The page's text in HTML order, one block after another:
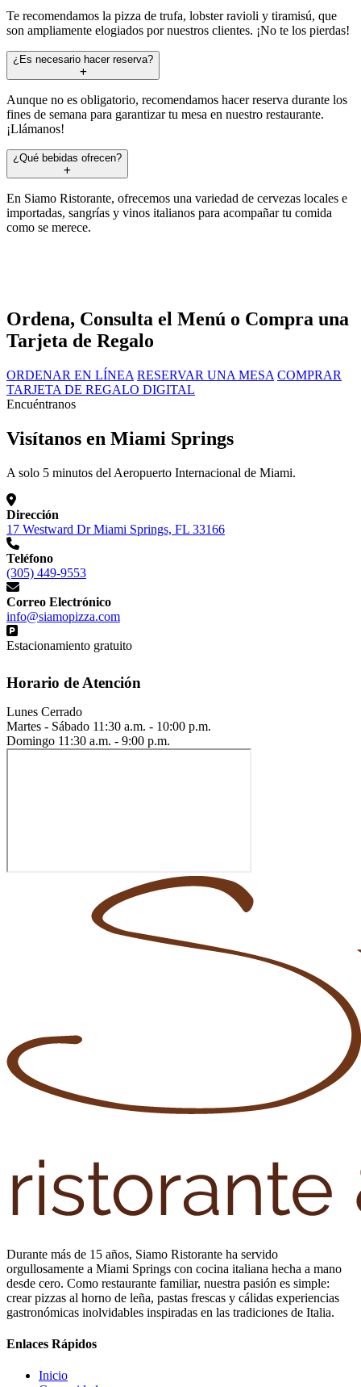
Te recomendamos la pizza de trufa, lobster ravioli y tiramisú, que
son ampliamente elogiados por nuestros clientes. ¡No te los pierdas!
¿Es necesario hacer reserva?
Aunque no es obligatorio, recomendamos hacer reserva durante los
fines de semana para garantizar tu mesa en nuestro restaurante.
¡Llámanos!
¿Qué bebidas ofrecen?
En Siamo Ristorante, ofrecemos una variedad de cervezas locales e
importadas, sangrías y vinos italianos para acompañar tu comida
como se merece.
Ordena, Consulta el Menú o Compra una
Tarjeta de Regalo
ORDENAR EN LÍNEA RESERVAR UNA MESA COMPRAR
TARJETA DE REGALO DIGITAL
Encuéntranos
Visítanos en Miami Springs
A solo 5 minutos del Aeropuerto Internacional de Miami.
Dirección
17 Westward Dr Miami Springs, FL 33166
Teléfono
(305) 449-9553
Correo Electrónico
info@siamopizza.com
Estacionamiento gratuito
Horario de Atención
Lunes Cerrado
Martes - Sábado 11:30 a.m. - 10:00 p.m.
Domingo 11:30 a.m. - 9:00 p.m.
Durante más de 15 años, Siamo Ristorante ha servido
orgullosamente a Miami Springs con cocina italiana hecha a mano
desde cero. Como restaurante familiar, nuestra pasión es simple:
crear pizzas al horno de leña, pastas frescas y cálidas experiencias
gastronómicas inolvidables inspiradas en las tradiciones de Italia.
Enlaces Rápidos
Inicio